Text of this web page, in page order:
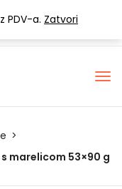
PDV-a. Zatvori
trgovina.hr
s marelicom 53×90 g